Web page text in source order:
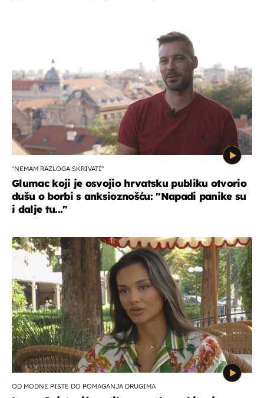
"NEMAM RAZLOGA SKRIVATI"
Glumac koji je osvojio hrvatsku publiku otvorio
dušu o borbi s anksioznošću: "Napadi panike su
i dalje tu..."
OD MODNE PISTE DO POMAGANJA DRUGIMA